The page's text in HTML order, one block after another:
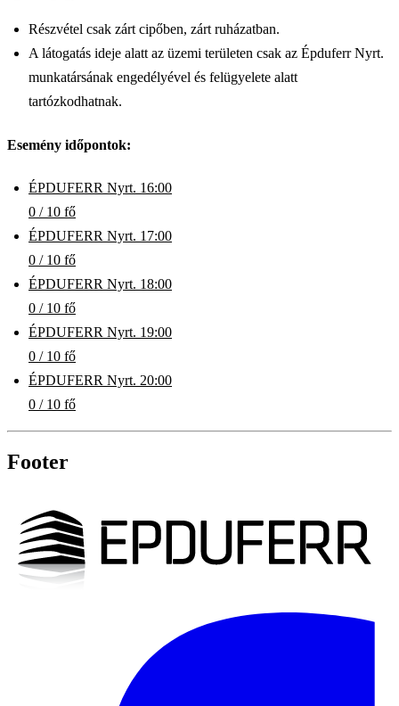
Részvétel csak zárt cipőben, zárt ruházatban.
A látogatás ideje alatt az üzemi területen csak az Épduferr Nyrt.
munkatársának engedélyével és felügyelete alatt
tartózkodhatnak.
Esemény időpontok:
ÉPDUFERR Nyrt. 16:00
0 / 10 fő
ÉPDUFERR Nyrt. 17:00
0 / 10 fő
ÉPDUFERR Nyrt. 18:00
0 / 10 fő
ÉPDUFERR Nyrt. 19:00
0 / 10 fő
ÉPDUFERR Nyrt. 20:00
0 / 10 fő
Footer